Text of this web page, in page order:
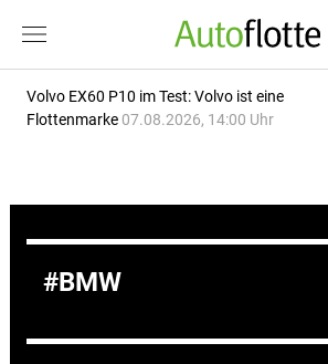
Volvo EX60 P10 im Test: Volvo ist eine
Flottenmarke 07.08.2026, 14:00 Uhr
BMW